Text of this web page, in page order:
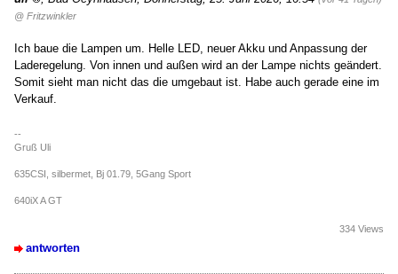
@ Fritzwinkler
Ich baue die Lampen um. Helle LED, neuer Akku und Anpassung der
Laderegelung. Von innen und außen wird an der Lampe nichts geändert.
Somit sieht man nicht das die umgebaut ist. Habe auch gerade eine im
Verkauf.
--
Gruß Uli
635CSI, silbermet, Bj 01.79, 5Gang Sport
640iX A GT
antworten
334 Views